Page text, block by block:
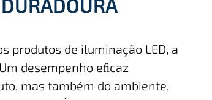
produtos de iluminação LED, a
desempenho eﬁcaz
mas também do ambiente,